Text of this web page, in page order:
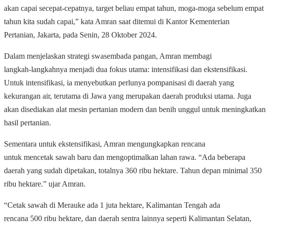
akan capai secepat-cepatnya, target beliau empat tahun, moga-moga sebelum empat
tahun kita sudah capai,” kata Amran saat ditemui di Kantor Kementerian
Pertanian, Jakarta, pada Senin, 28 Oktober 2024.
Dalam menjelaskan strategi swasembada pangan, Amran membagi
langkah-langkahnya menjadi dua fokus utama: intensifikasi dan ekstensifikasi.
Untuk intensifikasi, ia menyebutkan perlunya pompanisasi di daerah yang
kekurangan air, terutama di Jawa yang merupakan daerah produksi utama. Juga
akan disediakan alat mesin pertanian modern dan benih unggul untuk meningkatkan
hasil pertanian.
Sementara untuk ekstensifikasi, Amran mengungkapkan rencana
untuk mencetak sawah baru dan mengoptimalkan lahan rawa. “Ada beberapa
daerah yang sudah dipetakan, totalnya 360 ribu hektare. Tahun depan minimal 350
ribu hektare.” ujar Amran.
“Cetak sawah di Merauke ada 1 juta hektare, Kalimantan Tengah ada
rencana 500 ribu hektare, dan daerah sentra lainnya seperti Kalimantan Selatan,